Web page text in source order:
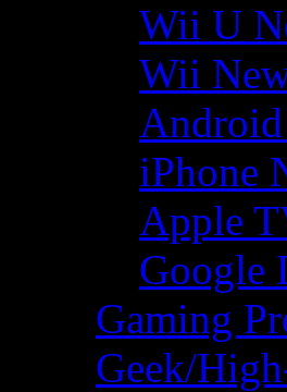
Wii U
Wii
iPhone
Apple
Google
Gaming
Geek/